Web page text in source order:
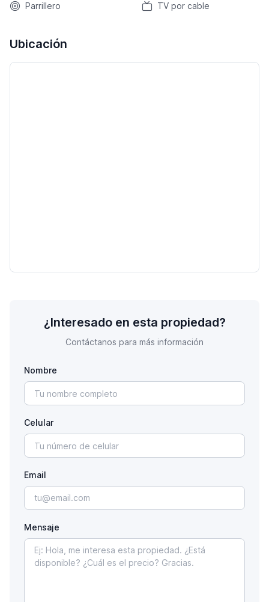
Parrillero TV por cable
Ubicación
¿Interesado en esta propiedad?
Contáctanos para más información
Nombre
Celular
Email
Mensaje